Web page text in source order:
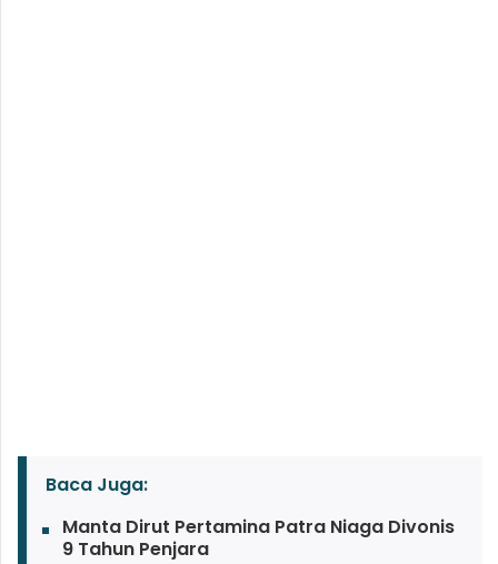
Baca Juga:
Manta Dirut Pertamina Patra Niaga Divonis
9 Tahun Penjara